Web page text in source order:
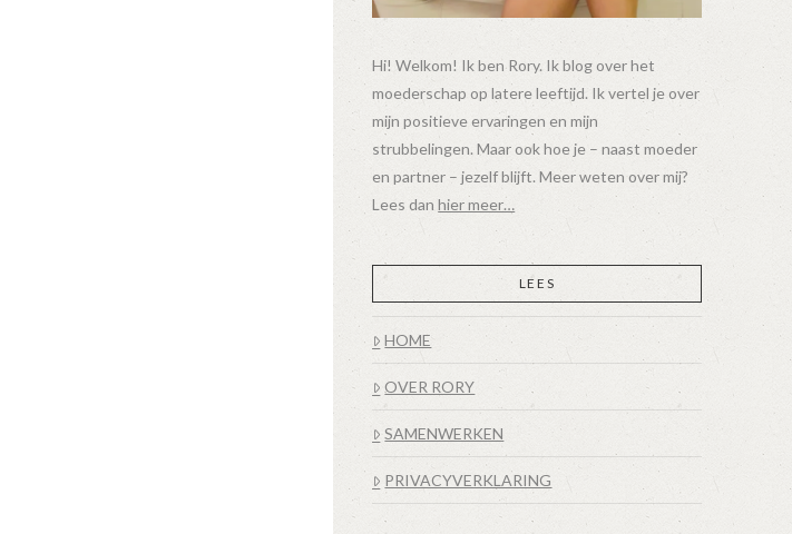
Hi! Welkom! Ik ben Rory. Ik blog over het
moederschap op latere leeftijd. Ik vertel je over
mijn positieve ervaringen en mijn
strubbelingen. Maar ook hoe je – naast moeder
en partner – jezelf blijft. Meer weten over mij?
Lees danhier meer…
LEES
HOME
OVER RORY
SAMENWERKEN
PRIVACYVERKLARING